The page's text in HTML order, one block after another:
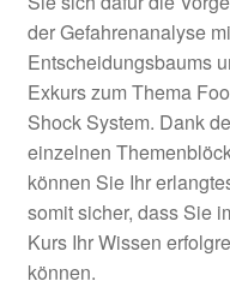
der Gefahrenanalyse
Entscheidungsbaums
Exkurs zum Thema
Shock System. Dank
einzelnen
können Sie Ihr
somit sicher, dass Sie
Kurs Ihr Wissen
können.